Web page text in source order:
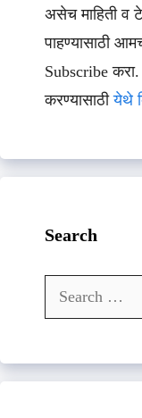
असेच माहिती व
पाहण्यासाठी
Subscribe
करण्यासाठीयेथे
Search
Search
for: